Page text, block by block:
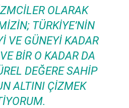
OLARAK
TÜRKIYE’NIN
VE GÜNEYI KADAR
BIR O KADAR DA
DEĞERE SAHIP
ALTINI ÇIZMEK